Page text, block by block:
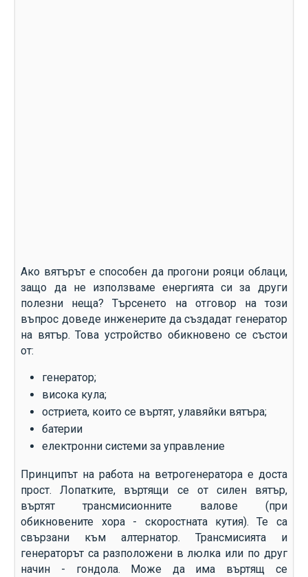
Ако вятърът е способен да прогони рояци облаци,
защо да не използваме енергията си за други
полезни неща? Търсенето на отговор на този
въпрос доведе инженерите да създадат генератор
на вятър. Това устройство обикновено се състои
от:
генератор;
висока кула;
остриета, които се въртят, улавяйки вятъра;
батерии
електронни системи за управление
Принципът на работа на ветрогенератора е доста
прост. Лопатките, въртящи се от силен вятър,
въртят трансмисионните валове (при
обикновените хора - скоростната кутия). Те са
свързани към алтернатор. Трансмисията и
генераторът са разположени в люлка или по друг
начин - гондола. Може да има въртящ се